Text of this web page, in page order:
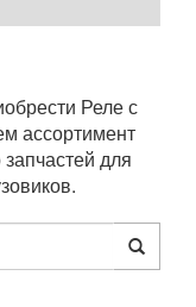
Реле с
ассортимент
для